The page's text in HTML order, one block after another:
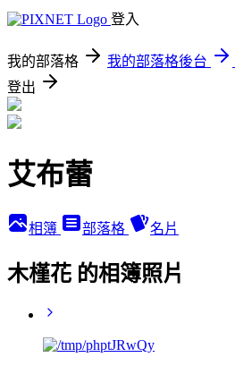
登入
我的部落格 我的部落格後台
登出
艾布蕾
相簿 部落格 名片
木槿花 的相簿照片